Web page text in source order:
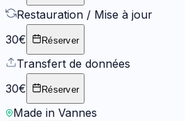
Restauration / Mise à jour
30€
Réserver
Transfert de données
30€
Réserver
Made in Vannes